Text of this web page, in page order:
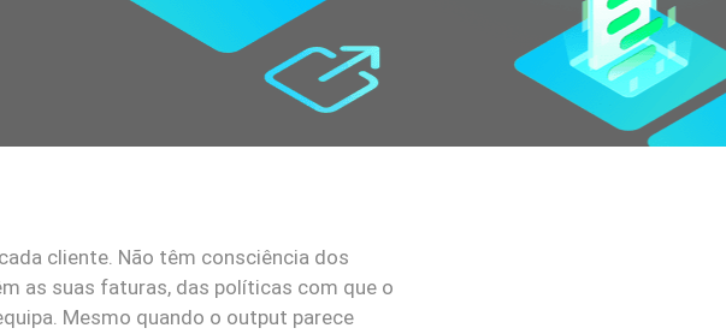
cliente. Não têm consciência dos
as suas faturas, das políticas com que o
Mesmo quando o output parece